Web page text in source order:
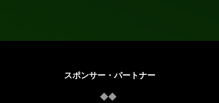
スポンサー・パートナー